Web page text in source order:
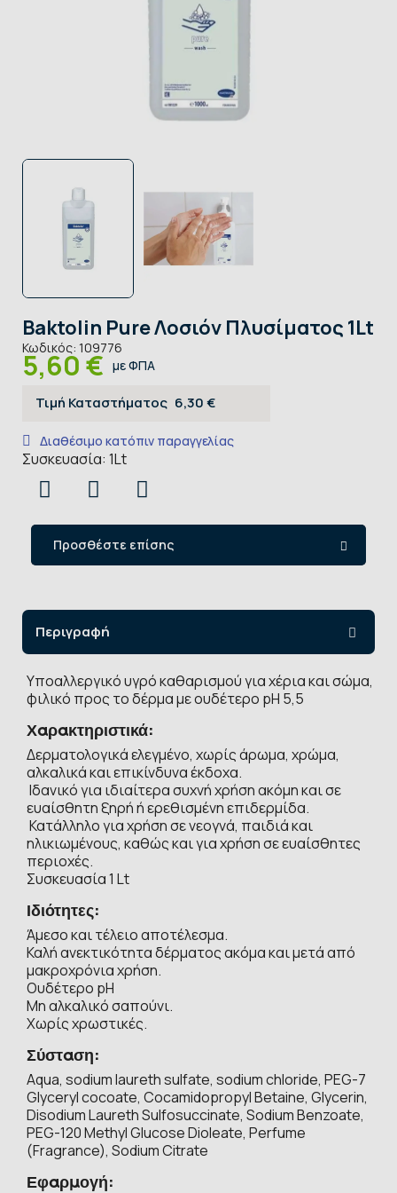
Baktolin Pure Λοσιόν Πλυσίματος 1Lt
Κωδικός: 109776
5,60 € με ΦΠΑ
Τιμή Καταστήματος 6,30 €
Διαθέσιμο κατόπιν παραγγελίας
Συσκευασία: 1Lt
Προσθέστε επίσης
Περιγραφή
Υποαλλεργικό υγρό καθαρισμού για χέρια και σώμα,
φιλικό προς το δέρμα με ουδέτερο pH 5,5
Χαρακτηριστικά:
Δερματολογικά ελεγμένο, χωρίς άρωμα, χρώμα,
αλκαλικά και επικίνδυνα έκδοχα.
Ιδανικό για ιδιαίτερα συχνή χρήση ακόμη και σε
ευαίσθητη ξηρή ή ερεθισμένη επιδερμίδα.
Κατάλληλο για χρήση σε νεογνά, παιδιά και
ηλικιωμένους, καθώς και για χρήση σε ευαίσθητες
περιοχές.
Συσκευασία 1 Lt
Ιδιότητες:
Άμεσο και τέλειο αποτέλεσμα.
Καλή ανεκτικότητα δέρματος ακόμα και μετά από
μακροχρόνια χρήση.
Ουδέτερο pH
Μη αλκαλικό σαπούνι.
Χωρίς χρωστικές.
Σύσταση:
Aqua, sodium laureth sulfate, sodium chloride, PEG-7
Glyceryl cocoate, Cocamidopropyl Betaine, Glycerin,
Disodium Laureth Sulfosuccinate, Sodium Benzoate,
PEG-120 Methyl Glucose Dioleate, Perfume
(Fragrance), Sodium Citrate
Εφαρμογή: